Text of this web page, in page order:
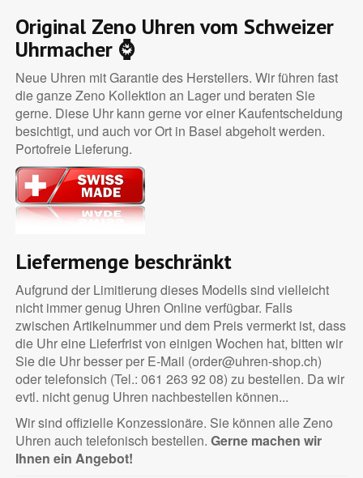
Original Zeno Uhren vom Schweizer
Uhrmacher ⌚
Neue Uhren mit Garantie des Herstellers. Wir führen fast
die ganze Zeno Kollektion an Lager und beraten Sie
gerne. Diese Uhr kann gerne vor einer Kaufentscheidung
besichtigt, und auch vor Ort in Basel abgeholt werden.
Portofreie Lieferung.
Liefermenge beschränkt
Aufgrund der Limitierung dieses Modells sind vielleicht
nicht immer genug Uhren Online verfügbar. Falls
zwischen Artikelnummer und dem Preis vermerkt ist, dass
die Uhr eine Lieferfrist von einigen Wochen hat, bitten wir
Sie die Uhr besser per E-Mail (order@uhren-shop.ch)
oder telefonsich (Tel.: 061 263 92 08) zu bestellen. Da wir
evtl. nicht genug Uhren nachbestellen können...
Wir sind offizielle Konzessionäre. Sie können alle Zeno
Uhren auch telefonisch bestellen. Gerne machen wir
Ihnen ein Angebot!